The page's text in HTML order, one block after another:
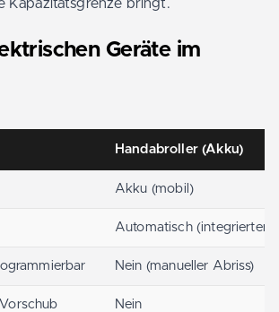
Kapazitätsgrenze bringt.
Geräte im
Handabroller (Akku)
Akku (mobil)
Automatisch (integrierter
Nein (manueller Abriss)
Nein